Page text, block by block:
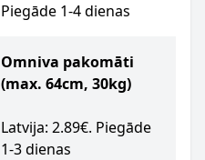
Piegāde 1-4 dienas
Omniva pakomāti
(max. 64cm, 30kg)
Latvija: 2.89€. Piegāde
1-3 dienas